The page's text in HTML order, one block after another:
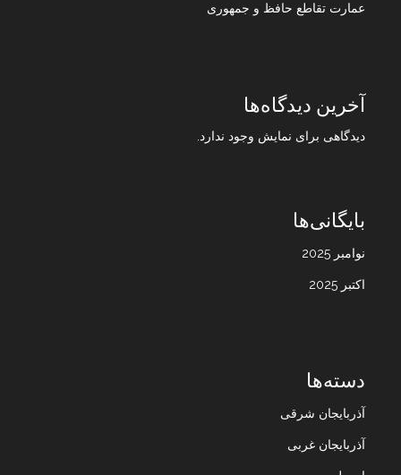
عمارت تقاطع حافظ و جمهوری
آخرین دیدگاه‌ها
دیدگاهی برای نمایش وجود ندارد.
بایگانی‌ها
نوامبر 2025
اکتبر 2025
دسته‌ها
آذربایجان شرقی
آذربایجان غربی